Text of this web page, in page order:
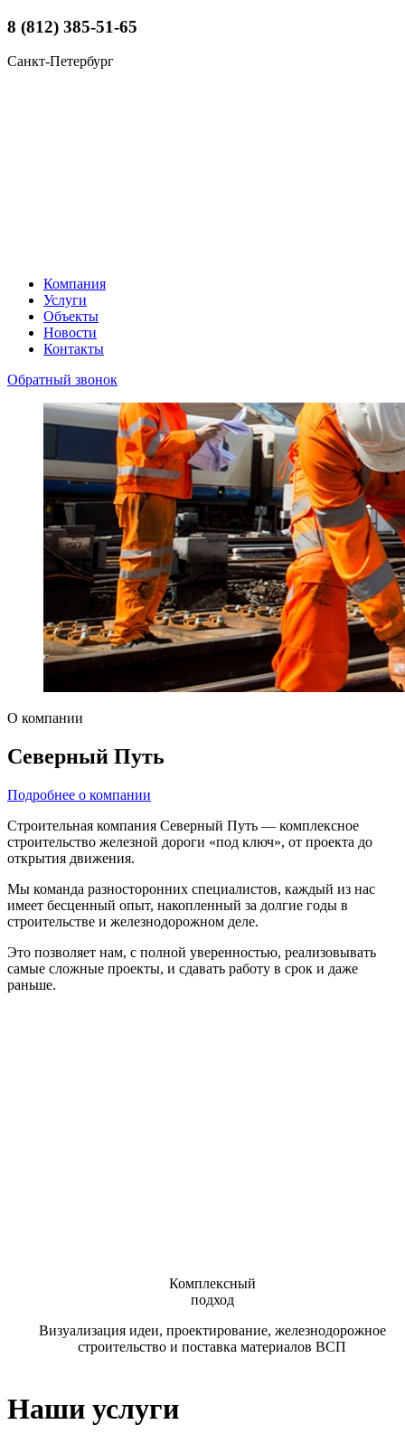
8 (812) 385-51-65
Санкт-Петербург
Компания
Услуги
Объекты
Новости
Контакты
Обратный звонок
О компании
Северный Путь
Подробнее о компании
Строительная компания Северный Путь — комплексное
строительство железной дороги «под ключ», от проекта до
открытия движения.
Мы команда разносторонних специалистов, каждый из нас
имеет бесценный опыт, накопленный за долгие годы в
строительстве и железнодорожном деле.
Это позволяет нам, с полной уверенностью, реализовывать
самые сложные проекты, и сдавать работу в срок и даже
раньше.
Комплексный
подход
Визуализация идеи, проектирование, железнодорожное
строительство и поставка материалов ВСП
Наши услуги